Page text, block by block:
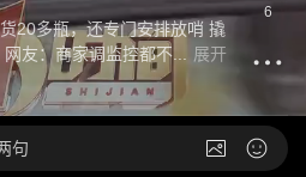
20多瓶，还专门安排放哨 撬
友：商家调监控都不...
展开
6
句